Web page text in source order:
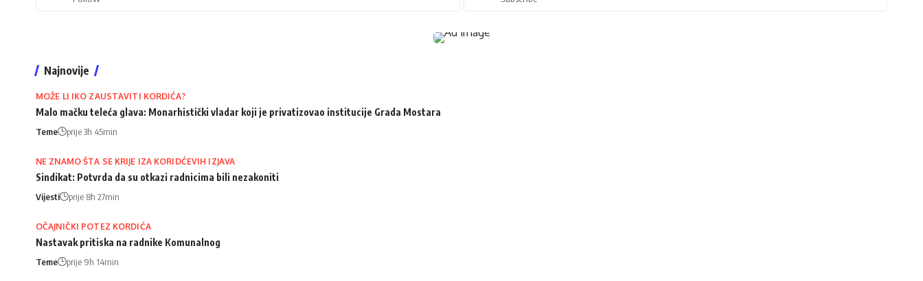
Najnovije
MOŽE LI IKO ZAUSTAVITI KORDIĆA?
Malo mačku teleća glava: Monarhistički vladar koji je privatizovao institucije Grada Mostara
Teme prije 3h 45min
NE ZNAMO ŠTA SE KRIJE IZA KORIDĆEVIH IZJAVA
Sindikat: Potvrda da su otkazi radnicima bili nezakoniti
Vijesti prije 8h 27min
OČAJNIČKI POTEZ KORDIĆA
Nastavak pritiska na radnike Komunalnog
Teme prije 9h 14min